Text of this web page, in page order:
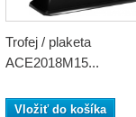
Trofej / plaketa
ACE2018M15...
Vložiť do košíka